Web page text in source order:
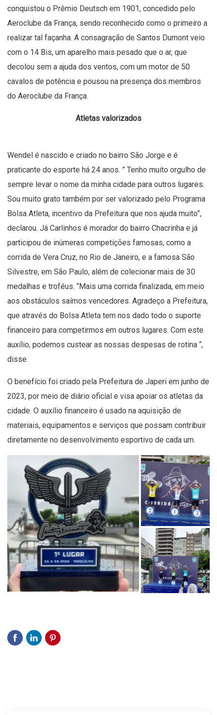
conquistou o Prêmio Deutsch em 1901, concedido pelo
Aeroclube da França, sendo reconhecido como o primeiro a
realizar tal façanha. A consagração de Santos Dumont veio
com o 14 Bis, um aparelho mais pesado que o ar, que
decolou sem a ajuda dos ventos, com um motor de 50
cavalos de potência e pousou na presença dos membros
do Aeroclube da França.
Atletas valorizados
Wendel é nascido e criado no bairro São Jorge e é
praticante do esporte há 24 anos. ” Tenho muito orgulho de
sempre levar o nome da minha cidade para outros lugares.
Sou muito grato também por ser valorizado pelo Programa
Bolsa Atleta, incentivo da Prefeitura que nos ajuda muito”,
declarou. Já Carlinhos é morador do bairro Chacrinha e já
participou de inúmeras competições famosas, como a
corrida de Vera Cruz, no Rio de Janeiro, e a famosa São
Silvestre, em São Paulo, além de colecionar mais de 30
medalhas e troféus. “Mais uma corrida finalizada, em meio
aos obstáculos saímos vencedores. Agradeço a Prefeitura,
que através do Bolsa Atleta tem nos dado todo o suporte
financeiro para competirmos em outros lugares. Com este
auxílio, podemos custear as nossas despesas de rotina “,
disse.
O benefício foi criado pela Prefeitura de Japeri em junho de
2023, por meio de diário oficial e visa apoiar os atletas da
cidade. O auxílio financeiro é usado na aquisição de
materiais, equipamentos e serviços que possam contribuir
diretamente no desenvolvimento esportivo de cada um.